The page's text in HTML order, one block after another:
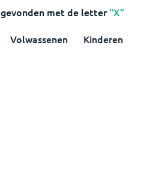
gevonden met de letter"X"
Volwassenen Kinderen